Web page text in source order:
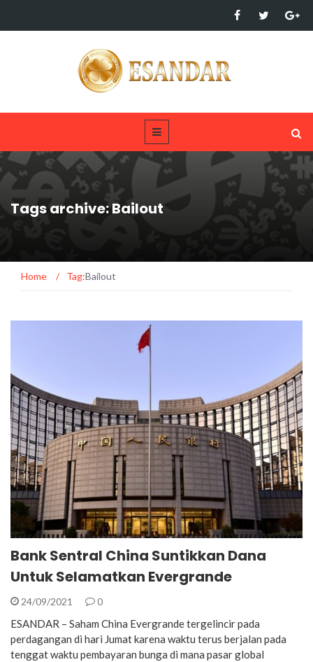
Tags archive: Bailout
Home / Tag:Bailout
Bank Sentral China Suntikkan Dana
Untuk Selamatkan Evergrande
24/09/2021 0
ESANDAR – Saham China Evergrande tergelincir pada
perdagangan di hari Jumat karena waktu terus berjalan pada
tenggat waktu pembayaran bunga di mana pasar global